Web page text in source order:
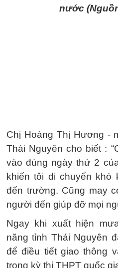
nước
Chị Hoàng Thị Hương -
Thái Nguyên cho biết :
vào đúng ngày thứ 2
khiến tôi di chuyển
đến trường. Cũng may
người đến giúp đỡ mọi
Ngay khi xuất hiện
năng tỉnh Thái Nguyên
để điều tiết giao thông
trong kỳ thi THPT quốc